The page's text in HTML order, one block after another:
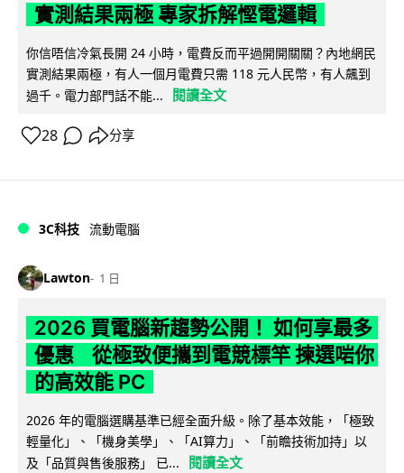
實測結果兩極 專家拆解慳電邏輯
你信唔信冷氣長開 24 小時，電費反而平過開開關關？內地網民
實測結果兩極，有人一個月電費只需 118 元人民幣，有人飆到
過千。電力部門話不能...
閱讀全文
28 分享
3C科技 流動電腦
Lawton 1 日
2026 買電腦新趨勢公開！ 如何享最多
優惠 從極致便攜到電競標竿 揀選啱你
的高效能 PC
2026 年的電腦選購基準已經全面升級。除了基本效能，「極致
輕量化」、「機身美學」、「AI算力」、「前瞻技術加持」以
及「品質與售後服務」 已...
閱讀全文